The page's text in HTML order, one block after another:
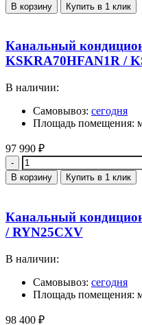
В корзину Купить в 1 клик
Канальный
KSKRA70HFAN1R /
В наличии:
Самовывоз: сегодня
Площадь помещения:
97 990 ₽
Количество
В корзину Купить в 1 клик
Канальный
/ RYN25CXV
В наличии:
Самовывоз: сегодня
Площадь помещения:
98 400 ₽